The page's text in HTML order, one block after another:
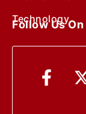
Technology
Follow Us